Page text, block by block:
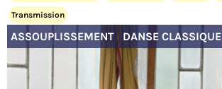
Transmission
ASSOUPLISSEMENT DANSE CLASSIQUE